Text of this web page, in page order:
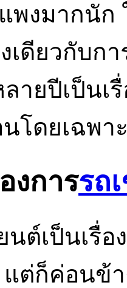
พงมากนัก
งเดียวกับ
ลายปีเป็น
นโดยเฉพ
งการรถ
นต์เป็นเรื่
แต่ก็ค่อนข้